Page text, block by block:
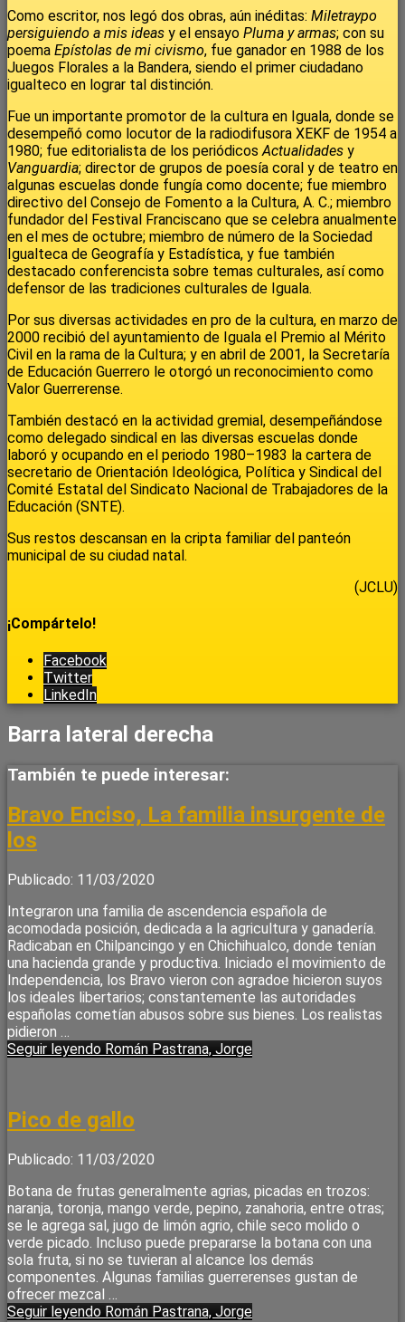
Como escritor, nos legó dos obras, aún inéditas: Miletraypo
persiguiendo a mis ideas y el ensayo Pluma y armas; con su
poema Epístolas de mi civismo, fue ganador en 1988 de los
Juegos Florales a la Bandera, siendo el primer ciudadano
igualteco en lograr tal distinción.
Fue un importante promotor de la cultura en Iguala, donde se
desempeñó como locutor de la radiodifusora XEKF de 1954 a
1980; fue editorialista de los periódicosActualidades y
Vanguardia; director de grupos de poesía coral y de teatro en
algunas escuelas donde fungía como docente; fue miembro
directivo del Consejo de Fomento a la Cultura, A. C.; miembro
fundador del Festival Franciscano que se celebra anualmente
en el mes de octubre; miembro de número de la Sociedad
Igualteca de Geografía y Estadística, y fue también
destacado conferencista sobre temas culturales, así como
defensor de las tradiciones culturales de Iguala.
Por sus diversas actividades en pro de la cultura, en marzo de
2000 recibió del ayuntamiento de Iguala el Premio al Mérito
Civil en la rama de la Cultura; y en abril de 2001, la Secretaría
de Educación Guerrero le otorgó un reconocimiento como
Valor Guerrerense.
También destacó en la actividad gremial, desempeñándose
como delegado sindical en las diversas escuelas donde
laboró y ocupando en el periodo 1980–1983 la cartera de
secretario de Orientación Ideológica, Política y Sindical del
Comité Estatal del Sindicato Nacional de Trabajadores de la
Educación (SNTE).
Sus restos descansan en la cripta familiar del panteón
municipal de su ciudad natal.
(JCLU)
¡Compártelo!
Facebook
Twitter
LinkedIn
Barra lateral derecha
También te puede interesar:
Bravo Enciso, La familia insurgente de
los
Publicado: 11/03/2020
Integraron una familia de ascendencia española de
acomodada posición, dedicada a la agricultura y ganadería.
Radicaban en Chilpancingo y en Chichihualco, donde tenían
una hacienda grande y productiva. Iniciado el movimiento de
Independencia, los Bravo vieron con agradoe hicieron suyos
los ideales libertarios; constantemente las autoridades
españolas cometían abusos sobre sus bienes. Los realistas
pidieron …
Seguir leyendo Román Pastrana, Jorge
Pico de gallo
Publicado: 11/03/2020
Botana de frutas generalmente agrias, picadas en trozos:
naranja, toronja, mango verde, pepino, zanahoria, entre otras;
se le agrega sal, jugo de limón agrio, chile seco molido o
verde picado. Incluso puede prepararse la botana con una
sola fruta, si no se tuvieran al alcance los demás
componentes. Algunas familias guerrerenses gustan de
ofrecer mezcal …
Seguir leyendo Román Pastrana, Jorge